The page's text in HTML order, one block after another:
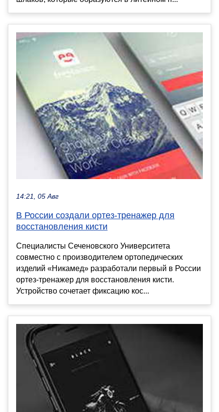
14:21, 05 Авг
В России создали ортез-тренажер для
восстановления кисти
Специалисты Сеченовского Университета
совместно с производителем ортопедических
изделий «Никамед» разработали первый в России
ортез-тренажер для восстановления кисти.
Устройство сочетает фиксацию кос...